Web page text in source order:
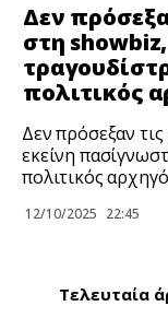
Δεν
στη
πολιτικός
Δεν πρόσεξαν
εκείνη
πολιτικός
12/10/2025 22:45
Τελευταία